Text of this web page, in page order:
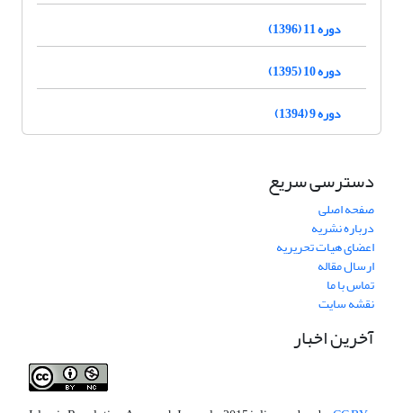
دوره 11 (1396)
دوره 10 (1395)
دوره 9 (1394)
دسترسی سریع
صفحه اصلی
درباره نشریه
اعضای هیات تحریریه
ارسال مقاله
تماس با ما
نقشه سایت
آخرین اخبار